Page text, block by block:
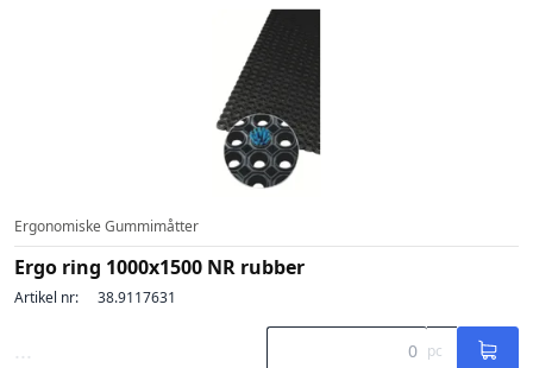
Ergonomiske Gummimåtter
Ergo ring 1000x1500 NR rubber
Artikel nr: 38.9117631
... pc